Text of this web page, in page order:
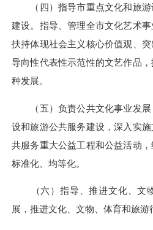
（四）指导市重点文化和旅游
建设。指导、管理全市文化艺术
扶持体现社会主义核心价值观、
导向性代表性示范性的文艺作品
种发展。
（五）负责公共文化事业发展
设和旅游公共服务建设，深入实
共服务重大公益工程和公益活动
标准化、均等化。
（六）指导、推进文化、文
展，推进文化、文物、体育和旅游